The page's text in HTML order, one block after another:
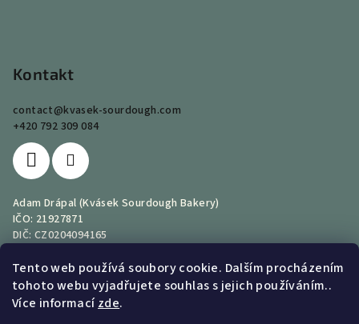
Tento web používá soubory cookie. Dalším procházením
tohoto webu vyjadřujete souhlas s jejich používáním..
Více informacízde.
Kontakt
contact@kvasek-sourdough.com
+420 792 309 084
Adam Drápal (Kvásek Sourdough Bakery)
IČO: 21927871
DIČ: CZ0204094165
T&C
Od 1. 7. 2026 provozuje e-shop společnost Uribe Drápal s.r.o.